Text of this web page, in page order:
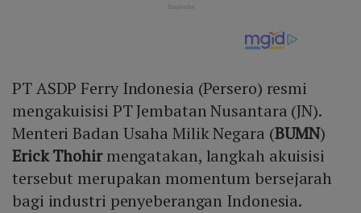
PT ASDP Ferry Indonesia (Persero) resmi
mengakuisisi PT Jembatan Nusantara (JN).
Menteri Badan Usaha Milik Negara (BUMN)
Erick Thohirmengatakan, langkah akuisisi
tersebut merupakan momentum bersejarah
bagi industri penyeberangan Indonesia.